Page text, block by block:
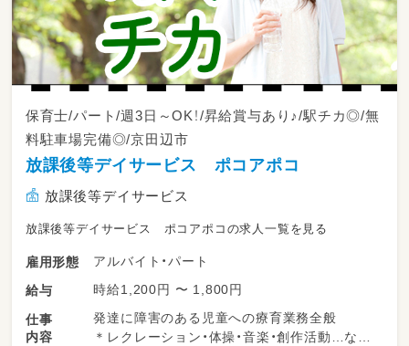
保育士/パート/週3日～OK！/昇給賞与あり♪/駅チカ◎/無
料駐車場完備◎/京田辺市
放課後等デイサービス ポコアポコ
放課後等デイサービス
放課後等デイサービス ポコアポコの求人一覧を見る
雇用形態
アルバイト・パート
給与
時給1,200円 〜 1,800円
仕事
内容
発達に障害のある児童への療育業務全般
＊レクレーション・体操・音楽・創作活動…など